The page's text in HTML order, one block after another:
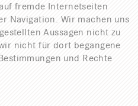
fremde Internetseiten
Navigation. Wir machen uns
Aussagen nicht zu
nicht für dort begangene
und Rechte